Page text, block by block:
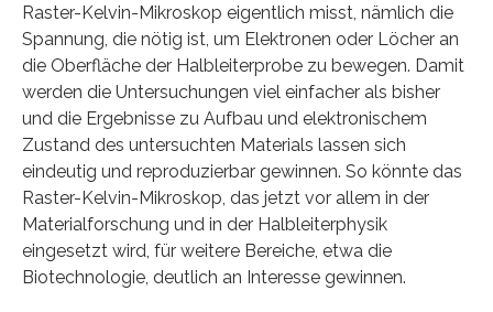
Raster-Kelvin-Mikroskop eigentlich misst, nämlich die
Spannung, die nötig ist, um Elektronen oder Löcher an
die Oberfläche der Halbleiterprobe zu bewegen. Damit
werden die Untersuchungen viel einfacher als bisher
und die Ergebnisse zu Aufbau und elektronischem
Zustand des untersuchten Materials lassen sich
eindeutig und reproduzierbar gewinnen. So könnte das
Raster-Kelvin-Mikroskop, das jetzt vor allem in der
Materialforschung und in der Halbleiterphysik
eingesetzt wird, für weitere Bereiche, etwa die
Biotechnologie, deutlich an Interesse gewinnen.